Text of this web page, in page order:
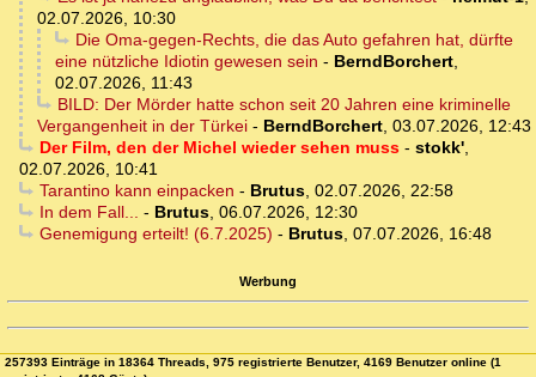
02.07.2026, 10:30
Die Oma-gegen-Rechts, die das Auto gefahren hat, dürfte
eine nützliche Idiotin gewesen sein - BerndBorchert,
02.07.2026, 11:43
BILD: Der Mörder hatte schon seit 20 Jahren eine kriminelle
Vergangenheit in der Türkei - BerndBorchert, 03.07.2026, 12:43
Der Film, den der Michel wieder sehen muss- stokk',
02.07.2026, 10:41
Tarantino kann einpacken - Brutus, 02.07.2026, 22:58
In dem Fall... - Brutus, 06.07.2026, 12:30
Genemigung erteilt! (6.7.2025) - Brutus, 07.07.2026, 16:48
Werbung
257393 Einträge in 18364 Threads, 975 registrierte Benutzer, 4169 Benutzer online (1